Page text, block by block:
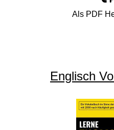
Als PDF
Englisch